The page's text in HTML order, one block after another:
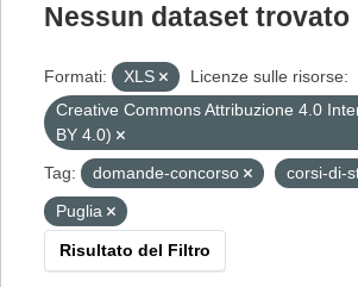
Nessun dataset trovato
Formati: XLS
Licenze sulle risorse:
Creative Commons Attribuzione 4.0
BY 4.0)
Tag:
domande-concorso corsi-di-
Puglia
Risultato del Filtro